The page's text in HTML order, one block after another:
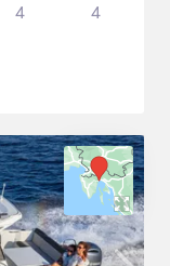
4 4